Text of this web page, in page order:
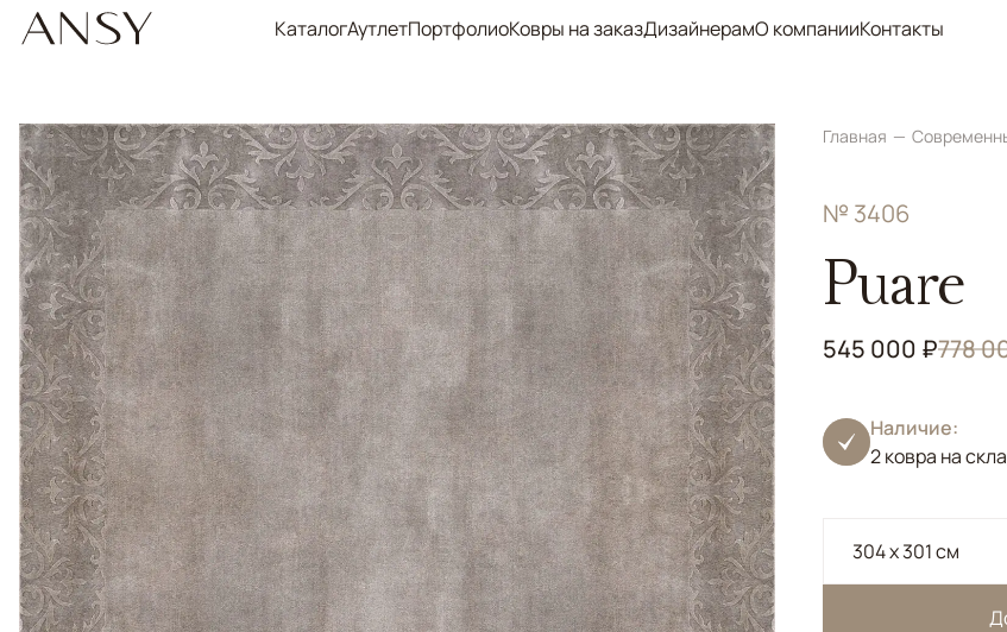
КаталогАутлетПортфолиоКовры на заказДизайнерамО компанииКонтакты
Главная
№ 3406
Puare
545 000 ₽778
Наличие:
2 ковра на
304 x 301 см